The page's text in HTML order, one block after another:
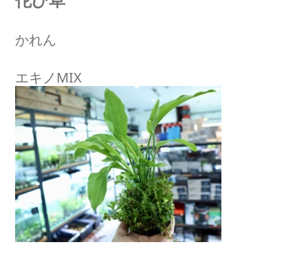
かれん
エキノMIX